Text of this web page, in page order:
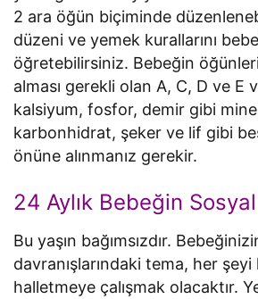
2 ara öğün biçiminde
düzeni ve yemek kurallarını
öğretebilirsiniz. Bebeğin
alması gerekli olan A, C, D ve E
kalsiyum, fosfor, demir gibi
karbonhidrat, şeker ve lif gibi
önüne alınmanız gerekir.
24 Aylık Bebeğin
Bu yaşın bağımsızdır.
davranışlarındaki tema, her şeyi
halletmeye çalışmak olacaktır.